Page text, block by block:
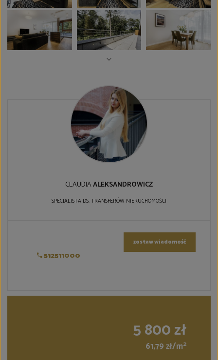
CLAUDIAALEKSANDROWICZ
SPECJALISTA DS. TRANSFERÓW NIERUCHOMOŚCI
512511000
zostaw wiadomość
5 800 zł
61,79 zł/m2